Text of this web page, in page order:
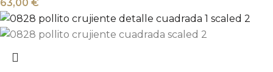
63,00 €